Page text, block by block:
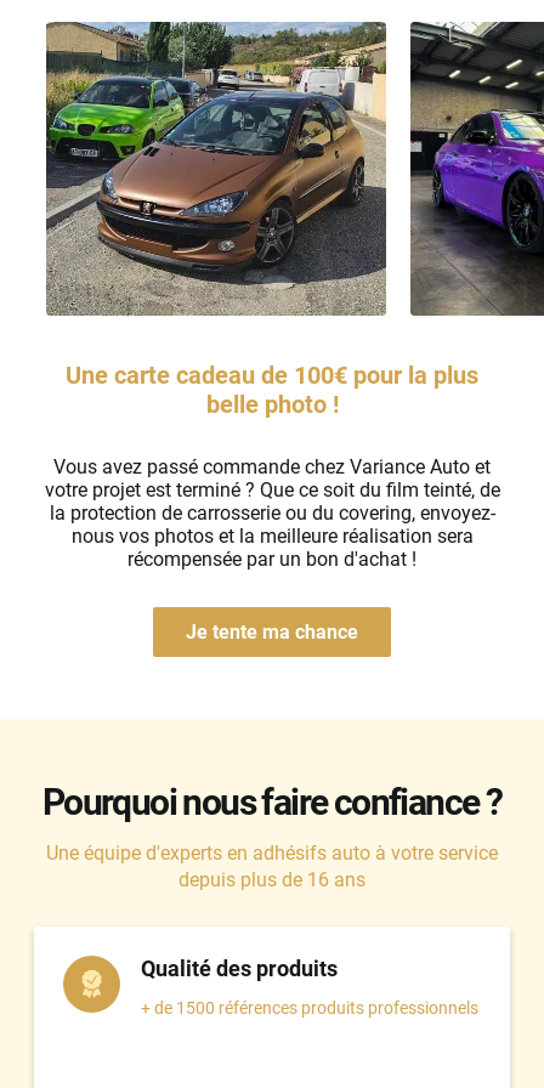
Santana
Saturn
Scania
Scion
Seat
Skoda
Ssangyong
Suzuki
Tata
Volkswagen
Une carte cadeau de 100€ pour la plus
belle photo !
Vous avez passé commande chez Variance Auto et
votre projet est terminé ? Que ce soit du film teinté, de
la protection de carrosserie ou du covering, envoyez-
nous vos photos et la meilleure réalisation sera
récompensée par un bon d'achat !
Je tente ma chance
Pourquoi nous faire confiance ?
Une équipe d'experts en adhésifs auto à votre service
depuis plus de 16 ans
Qualité des produits
+ de 1500 références produits professionnels